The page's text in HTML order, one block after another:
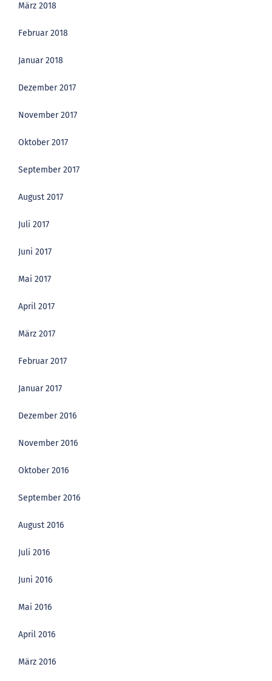
März 2018
Februar 2018
Januar 2018
Dezember 2017
November 2017
Oktober 2017
September 2017
August 2017
Juli 2017
Juni 2017
Mai 2017
April 2017
März 2017
Februar 2017
Januar 2017
Dezember 2016
November 2016
Oktober 2016
September 2016
August 2016
Juli 2016
Juni 2016
Mai 2016
April 2016
März 2016